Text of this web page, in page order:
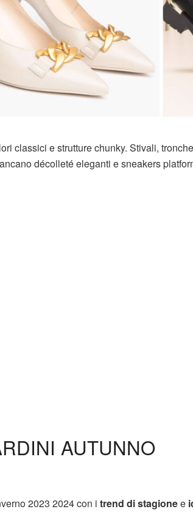
classici e strutture chunky. Stivali,
décolleté eleganti e sneakers
AUTUNNO
2023 2024 con i trend di stagionee